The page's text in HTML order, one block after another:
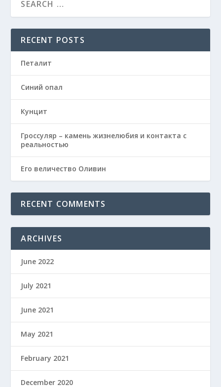
RECENT POSTS
Петалит
Синий опал
Кунцит
Гроссуляр – камень жизнелюбия и контакта с
реальностью
Его величество Оливин
RECENT COMMENTS
ARCHIVES
June 2022
July 2021
June 2021
May 2021
February 2021
December 2020